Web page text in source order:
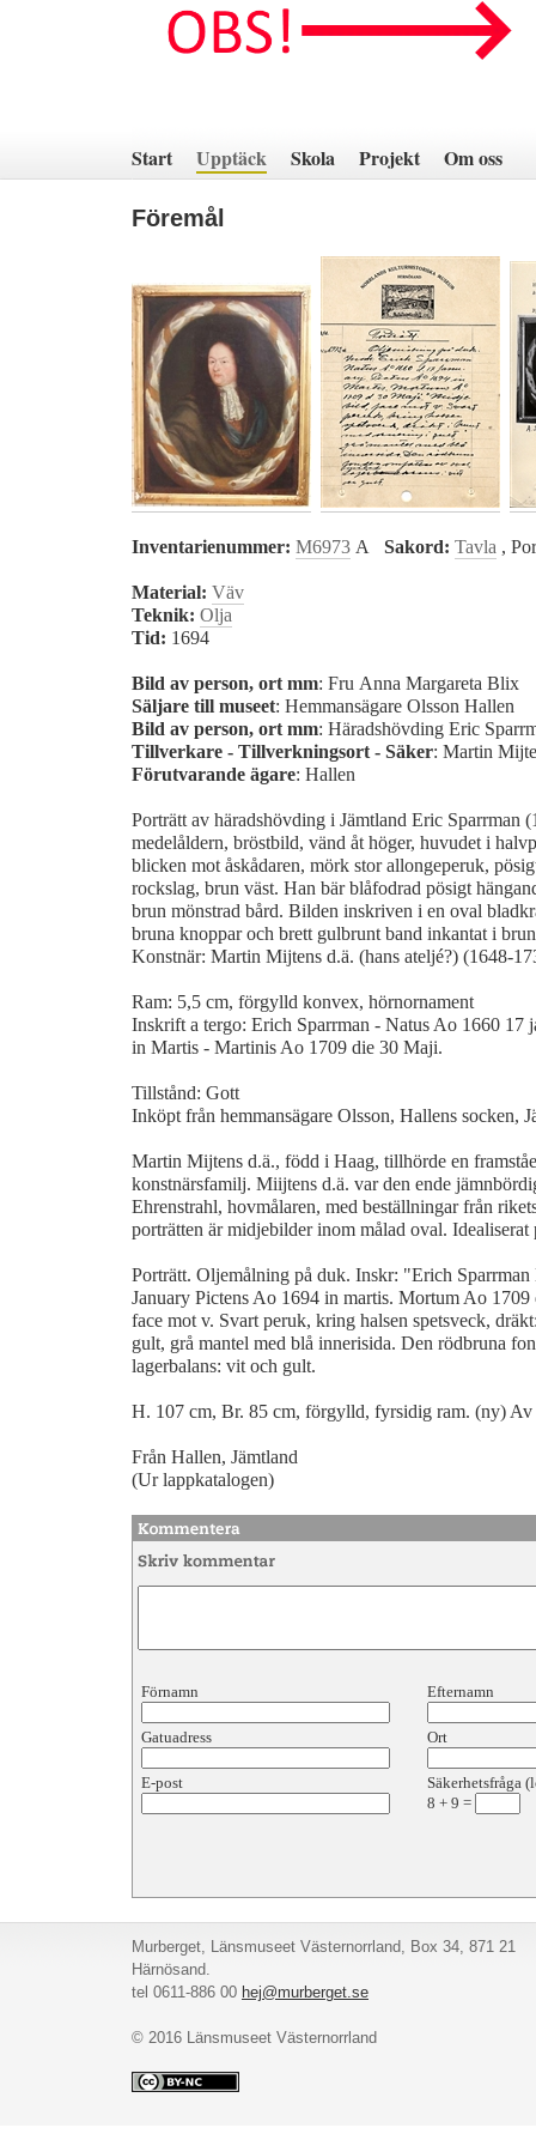
innehåll
Start Upptäck Skola Projekt Om oss
Föremål
Inventarienummer: M6973 A Sakord: Tavla ,
Material: Väv
Teknik: Olja
Tid: 1694
Bild av person, ort mm: Fru Anna Margareta Blix
Säljare till museet: Hemmansägare Olsson Hallen
Bild av person, ort mm: Häradshövding Eric
Tillverkare - Tillverkningsort - Säker: Martin
Förutvarande ägare: Hallen
Porträtt av häradshövding i Jämtland Eric Sparrman
medelåldern, bröstbild, vänd åt höger, huvudet i
blicken mot åskådaren, mörk stor allongeperuk,
rockslag, brun väst. Han bär blåfodrad pösigt
brun mönstrad bård. Bilden inskriven i en oval
bruna knoppar och brett gulbrunt band inkantat i
Konstnär: Martin Mijtens d.ä. (hans ateljé?) (1648-
Ram: 5,5 cm, förgylld konvex, hörnornament
Inskrift a tergo: Erich Sparrman - Natus Ao 1660 17
in Martis - Martinis Ao 1709 die 30 Maji.
Tillstånd: Gott
Inköpt från hemmansägare Olsson, Hallens socken,
Martin Mijtens d.ä., född i Haag, tillhörde en
konstnärsfamilj. Miijtens d.ä. var den ende
Ehrenstrahl, hovmålaren, med beställningar från
porträtten är midjebilder inom målad oval. Idealiserat
Porträtt. Oljemålning på duk. Inskr: "Erich Sparrman
January Pictens Ao 1694 in martis. Mortum Ao
face mot v. Svart peruk, kring halsen spetsveck,
gult, grå mantel med blå innerisida. Den rödbruna
lagerbalans: vit och gult.
H. 107 cm, Br. 85 cm, förgylld, fyrsidig ram. (ny)
Från Hallen, Jämtland
(Ur lappkatalogen)
Förnamn Efternamn
Gatuadress Ort
E-post
Säkerhetsfråga
8 + 9 =
Murberget, Länsmuseet Västernorrland, Box 34, 871 21
Härnösand.
tel 0611-886 00 hej@murberget.se
© 2016 Länsmuseet Västernorrland